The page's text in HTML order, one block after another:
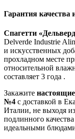
Гарантия качества
Спагетти
Delverde Industrie
и искусственных
прохладном месте
относительной
составляет 3 года .
Закажите настоящие
№4 с доставкой в
Италии, не выходя
подлинного
идеальными